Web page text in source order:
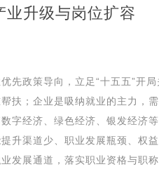
升级与岗位扩容
先政策导向，立足“十五五”开
扶；企业是吸纳就业的主力，
字经济、绿色经济、银发经济
升渠道少、职业发展瓶颈、权
发展通道，落实职业资格与职